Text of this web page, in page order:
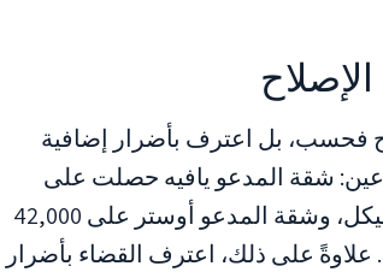
فحسب، بل اعترف بأضرار إضافية
شقة المدعو يافيه حصلت على
47,100 شيكل، وشقة المدعو باك على 136,400 شيكل، وشقة المدعو أوستر على 42,000
أهاروني على 29,300 شيكل. علاوةً على ذلك، اعترف القضاء بأضرار